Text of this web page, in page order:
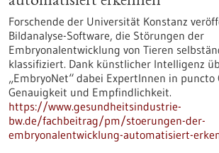
Forschende der Universität Konstanz
Bildanalyse-Software, die Störungen der
Embryonalentwicklung von Tieren
klassifiziert. Dank künstlicher Intelligenz
„EmbryoNet“ dabei ExpertInnen in puncto
Genauigkeit und Empfindlichkeit.
https://www.gesundheitsindustrie-
bw.de/fachbeitrag/pm/stoerungen-der-
embryonalentwicklung-automatisiert-